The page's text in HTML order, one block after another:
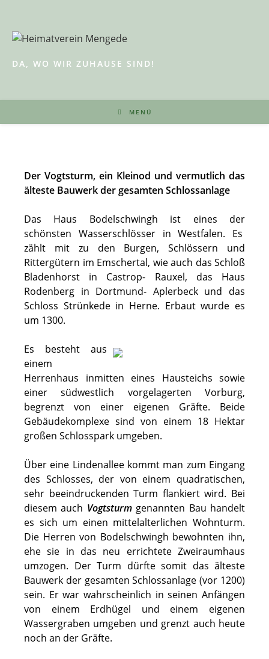
springen
DA, WO WIR ZUHAUSE SIND!
MENÜ
Der Vogtsturm, ein Kleinod und vermutlich das
älteste Bauwerk der gesamten Schlossanlage
Das Haus Bodelschwingh ist eines der
schönsten Wasserschlösser in Westfalen. Es
zählt mit zu den Burgen, Schlössern und
Rittergütern im Emschertal, wie auch das Schloß
Bladenhorst in Castrop- Rauxel, das Haus
Rodenberg in Dortmund- Aplerbeck und das
Schloss Strünkede in Herne. Erbaut wurde es
um 1300.
Es besteht aus
einem
Herrenhaus inmitten eines Hausteichs sowie
einer südwestlich vorgelagerten Vorburg,
begrenzt von einer eigenen Gräfte. Beide
Gebäudekomplexe sind von einem 18 Hektar
großen Schlosspark umgeben.
Über eine Lindenallee kommt man zum Eingang
des Schlosses, der von einem quadratischen,
sehr beeindruckenden Turm flankiert wird. Bei
diesem auch Vogtsturmgenannten Bau handelt
es sich um einen mittelalterlichen Wohnturm.
Die Herren von Bodelschwingh bewohnten ihn,
ehe sie in das neu errichtete Zweiraumhaus
umzogen. Der Turm dürfte somit das älteste
Bauwerk der gesamten Schlossanlage (vor 1200)
sein. Er war wahrscheinlich in seinen Anfängen
von einem Erdhügel und einem eigenen
Wassergraben umgeben und grenzt auch heute
noch an der Gräfte.